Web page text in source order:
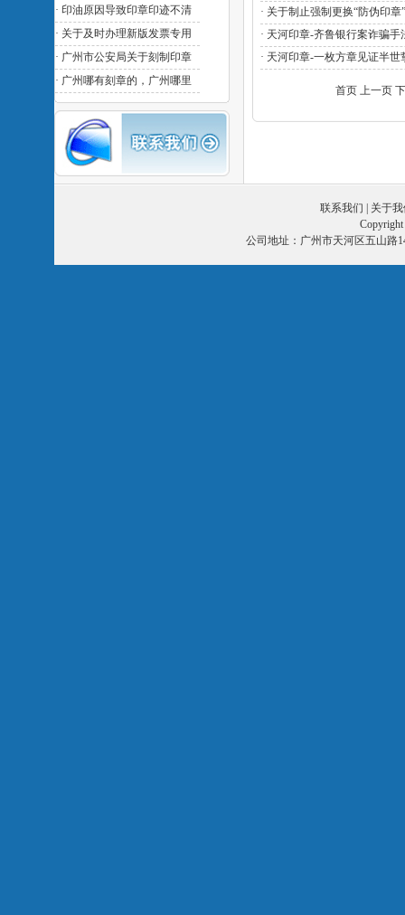
· 印油原因导致印章印迹不清
· 关于及时办理新版发票专用
· 广州市公安局关于刻制印章
· 广州哪有刻章的，广州哪里
· 关于制止强制更换“防伪印
· 天河印章-齐鲁银行案诈骗
· 天河印章-一枚方章见证半
首页 上一页
联系我们
关于
公司地址：广州市天河区五山路